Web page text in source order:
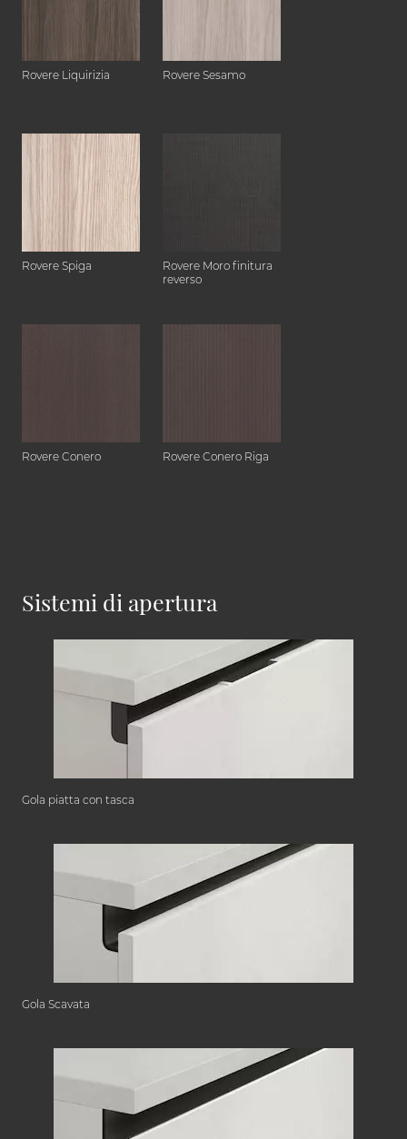
Rovere Liquirizia Rovere Sesamo
Rovere Spiga
Rovere Moro finitura
reverso
Rovere Conero Rovere Conero Riga
Sistemi di apertura
Gola piatta con tasca
Gola Scavata